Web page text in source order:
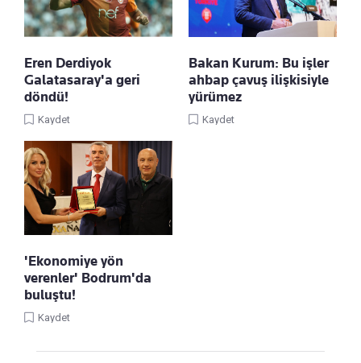
Eren Derdiyok
Galatasaray'a geri
döndü!
Kaydet
Bakan Kurum: Bu işler
ahbap çavuş ilişkisiyle
yürümez
Kaydet
'Ekonomiye yön
verenler' Bodrum'da
buluştu!
Kaydet